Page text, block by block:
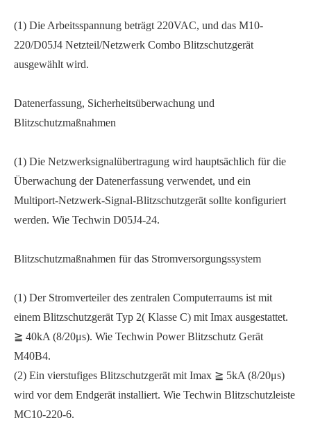
(1) Die Arbeitsspannung beträgt 220VAC, und das M10-
220/D05J4 Netzteil/Netzwerk Combo Blitzschutzgerät
ausgewählt wird.
Datenerfassung, Sicherheitsüberwachung und
Blitzschutzmaßnahmen
(1) Die Netzwerksignalübertragung wird hauptsächlich für die
Überwachung der Datenerfassung verwendet, und ein
Multiport-Netzwerk-Signal-Blitzschutzgerät sollte konfiguriert
werden. Wie Techwin D05J4-24.
Blitzschutzmaßnahmen für das Stromversorgungssystem
(1) Der Stromverteiler des zentralen Computerraums ist mit
einem Blitzschutzgerät Typ 2( Klasse C) mit Imax ausgestattet.
≧ 40kA (8/20μs). Wie Techwin Power Blitzschutz Gerät
M40B4.
(2) Ein vierstufiges Blitzschutzgerät mit Imax ≧ 5kA (8/20μs)
wird vor dem Endgerät installiert. Wie Techwin Blitzschutzleiste
MC10-220-6.